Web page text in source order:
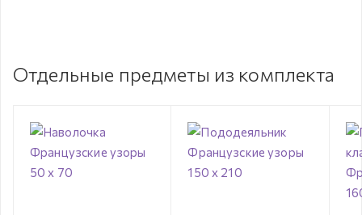
Отдельные предметы из комплекта